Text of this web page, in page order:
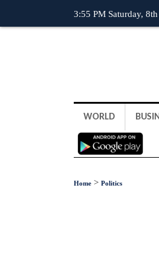
3:55 PM Saturday,
WORLD
Home > Politics